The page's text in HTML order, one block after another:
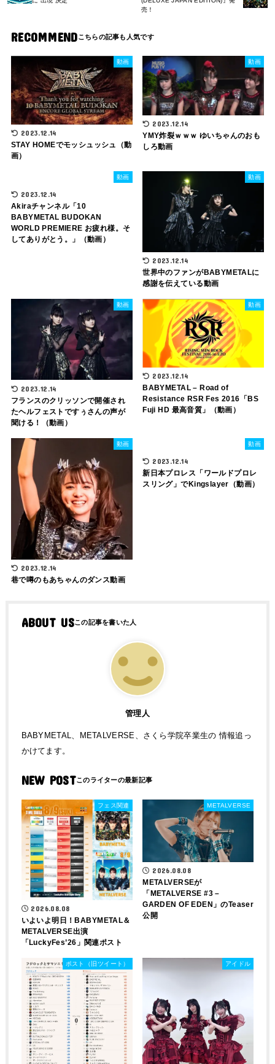
売！
RECOMMEND
動画
2023.12.14
STAY HOMEでモッシュッシュ（動
画）
動画
2023.12.14
YMY炸裂ｗｗｗ ゆいちゃんのおも
しろ動画
動画
2023.12.14
Akiraチャンネル「10
BABYMETAL BUDOKAN
WORLD PREMIERE お疲れ様。そ
してありがとう。」（動画）
動画
2023.12.14
世界中のファンがBABYMETALに
感謝を伝えている動画
動画
2023.12.14
フランスのクリッソンで開催され
たヘルフェストですぅさんの声が
聞ける！（動画）
動画
2023.12.14
BABYMETAL – Road of
Resistance RSR Fes 2016「BS
Fuji HD 最高音質」（動画）
動画
2023.12.14
巷で噂のもあちゃんのダンス動画
動画
2023.12.14
新日本プロレス「ワールドプロレ
スリング」でKingslayer（動画）
ABOUT US
管理人
BABYMETAL、METALVERSE、さくら学院卒業生の 情報追っ
かけてます。
NEW POST
フェス関連
2026.08.08
いよいよ明日！BABYMETAL＆
METALVERSE出演
「LuckyFes’26」関連ポスト
METALVERSE
2026.08.08
METALVERSEが
「METALVERSE #3 –
GARDEN OF EDEN」のTeaser
公開
ポスト（旧ツイート） アイドル